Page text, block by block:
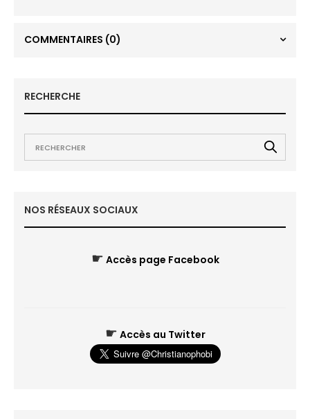
COMMENTAIRES (0)
RECHERCHE
NOS RÉSEAUX SOCIAUX
☛ Accès page Facebook
☛ Accès au Twitter